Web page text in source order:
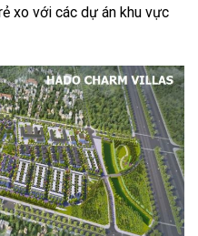
xo với các dự án khu vực